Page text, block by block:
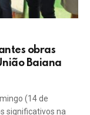
obras
Baiana
(14 de
significativos na